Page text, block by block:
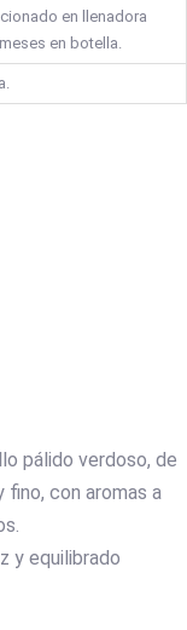
en llenadora
en botella.
pálido verdoso, de
fino, con aromas a
y equilibrado